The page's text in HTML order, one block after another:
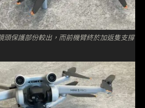
頭保護部份較出，而前機臂終於加返隻支撐